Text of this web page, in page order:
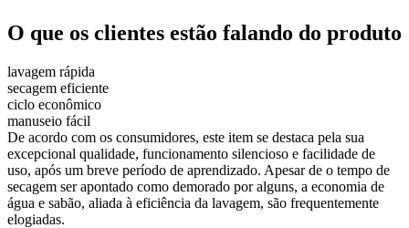
O que os clientes estão falando do produto
lavagem rápida
secagem eficiente
ciclo econômico
manuseio fácil
De acordo com os consumidores, este item se destaca pela sua
excepcional qualidade, funcionamento silencioso e facilidade de
uso, após um breve período de aprendizado. Apesar de o tempo de
secagem ser apontado como demorado por alguns, a economia de
água e sabão, aliada à eficiência da lavagem, são frequentemente
elogiadas.